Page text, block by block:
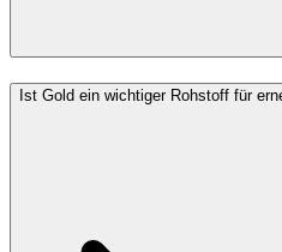
Ist Gold ein wichtiger Rohstoff für